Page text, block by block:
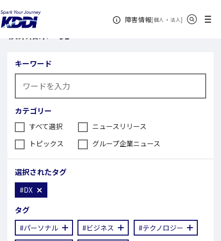
障害情報[個人 ・ 法人新規ウィンドウ
]
メニュー
キーワード
カテゴリー
すべて選択
ニュースリリース
トピックス
グループ企業ニュース
選択されたタグ
#DX
タグ
#パーソナル #ビジネス
#テクノロジー